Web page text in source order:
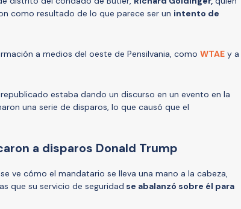
como resultado de lo que parece ser un intento de
a medios del oeste de Pensilvania, como WTAE y a
estaba dando un discurso en un evento en la
una serie de disparos, lo que causó que el
a disparos Donald Trump
ve cómo el mandatario se lleva una mano a la cabeza,
que su servicio de seguridad se abalanzó sobre él para